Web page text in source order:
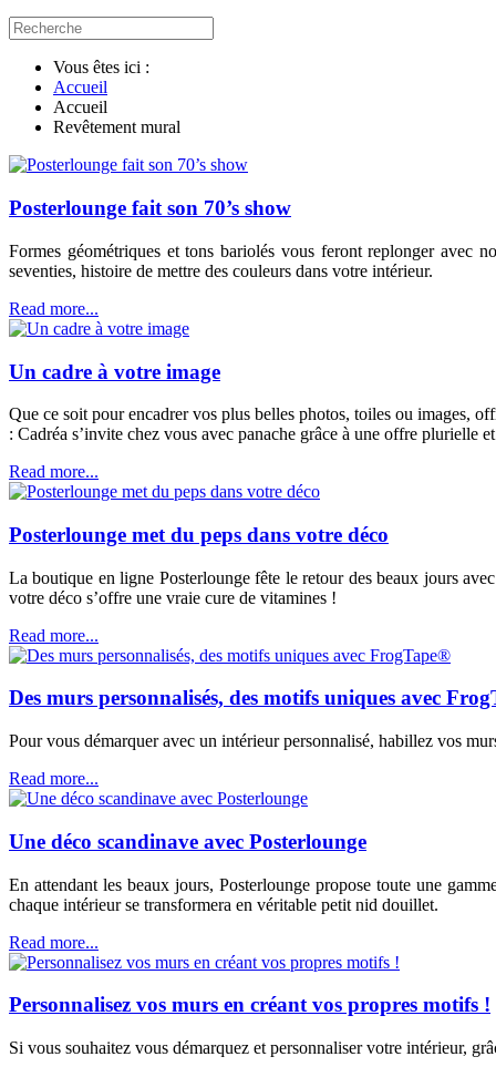
Vous êtes ici :
Accueil
Accueil
Revêtement mural
Posterlounge fait son 70’s show
Formes géométriques et tons bariolés vous feront replonger avec
seventies, histoire de mettre des couleurs dans votre intérieur.
Read more...
Un cadre à votre image
Que ce soit pour encadrer vos plus belles photos, toiles ou images,
: Cadréa s’invite chez vous avec panache grâce à une offre
Read more...
Posterlounge met du peps dans votre déco
La boutique en ligne Posterlounge fête le retour des beaux jours
votre déco s’offre une vraie cure de vitamines !
Read more...
Des murs personnalisés, des motifs uniques avec
Pour vous démarquer avec un intérieur personnalisé, habillez vos
Read more...
Une déco scandinave avec Posterlounge
En attendant les beaux jours, Posterlounge propose toute une
chaque intérieur se transformera en véritable petit nid douillet.
Read more...
Personnalisez vos murs en créant vos propres motifs !
Si vous souhaitez vous démarquez et personnaliser votre intérieur,